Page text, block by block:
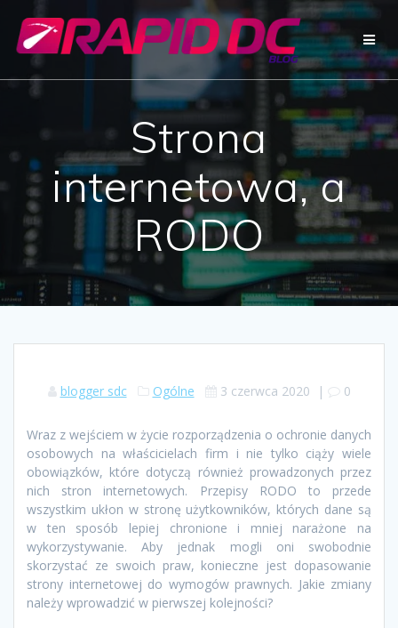
Przejdź
do
treści
Strona
internetowa, a
RODO
blogger sdc Ogólne 3 czerwca 2020 | 0
Wraz z wejściem w życie rozporządzenia o ochronie danych
osobowych na właścicielach firm i nie tylko ciąży wiele
obowiązków, które dotyczą również prowadzonych przez
nich stron internetowych. Przepisy RODO to przede
wszystkim ukłon w stronę użytkowników, których dane są
w ten sposób lepiej chronione i mniej narażone na
wykorzystywanie. Aby jednak mogli oni swobodnie
skorzystać ze swoich praw, konieczne jest dopasowanie
strony internetowej do wymogów prawnych. Jakie zmiany
należy wprowadzić w pierwszej kolejności?